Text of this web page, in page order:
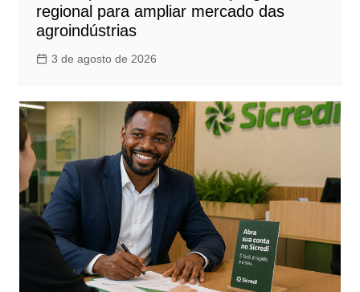
regional para ampliar mercado das
agroindústrias
3 de agosto de 2026